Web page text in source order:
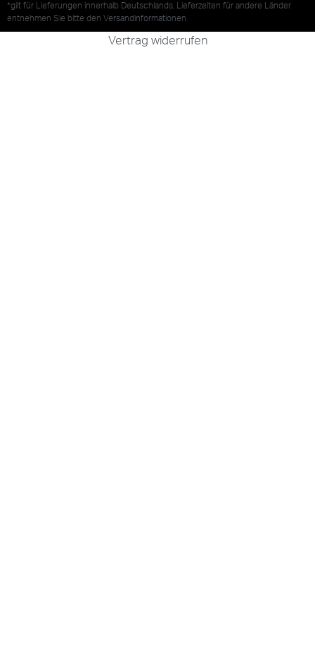
*gilt für Lieferungen innerhalb Deutschlands, Lieferzeiten für andere Länder
entnehmen Sie bitte den Versandinformationen
Vertrag widerrufen